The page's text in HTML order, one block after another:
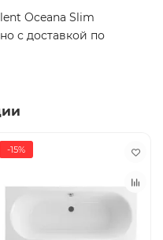
Oceana Slim
с доставкой по
-15%